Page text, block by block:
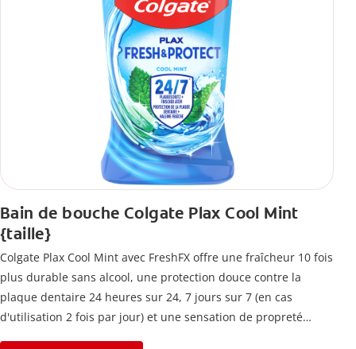
Bain de bouche Colgate Plax Cool Mint
{taille}
Colgate Plax Cool Mint avec FreshFX offre une fraîcheur 10 fois
plus durable sans alcool, une protection douce contre la
plaque dentaire 24 heures sur 24, 7 jours sur 7 (en cas
d'utilisation 2 fois par jour) et une sensation de propreté